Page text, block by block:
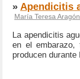
» Apendicitis
María Teresa
La apendicitis
en el embarazo,
producen durante